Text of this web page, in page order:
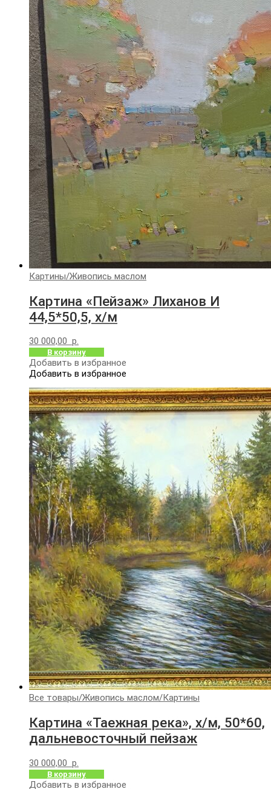
Картины/Живопись маслом
Картина «Пейзаж» Лиханов И
44,5*50,5, х/м
30 000,00 р.
В корзину
Добавить в избранное
Добавить в избранное
Все товары/Живопись маслом/Картины
Картина «Таежная река», х/м, 50*60,
дальневосточный пейзаж
30 000,00 р.
В корзину
Добавить в избранное